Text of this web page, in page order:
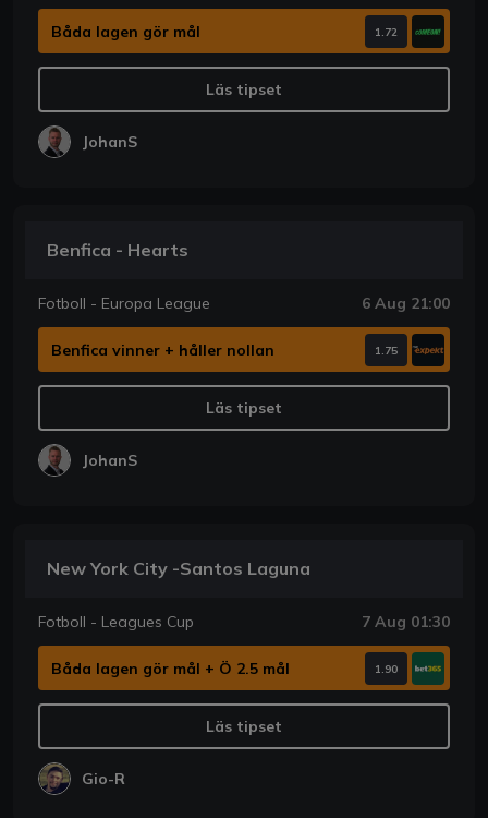
Båda lagen gör mål 1.72
Läs tipset
JohanS
Benfica - Hearts
Fotboll - Europa League 6 Aug 21:00
Benfica vinner + håller nollan 1.75
Läs tipset
JohanS
New York City -Santos Laguna
Fotboll - Leagues Cup 7 Aug 01:30
Båda lagen gör mål + Ö 2.5 mål 1.90
Läs tipset
Gio-R